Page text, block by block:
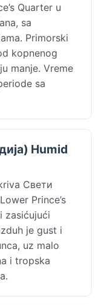
Quarter u
sa
Primorski
kopnenog
manje. Vreme
sa
Humid
Свети
Prince’s
zasićujući
je gust i
uz malo
i tropska